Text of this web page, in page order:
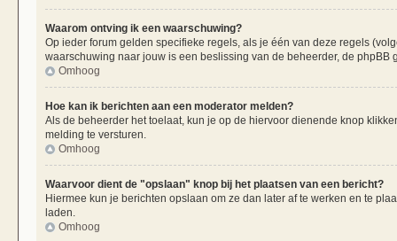
Waarom ontving ik een waarschuwing?
Op ieder forum gelden specifieke regels, als je één van deze regels
waarschuwing naar jouw is een beslissing van de beheerder, de phpBB
Omhoog
Hoe kan ik berichten aan een moderator melden?
Als de beheerder het toelaat, kun je op de hiervoor dienende knop
melding te versturen.
Omhoog
Waarvoor dient de "opslaan" knop bij het plaatsen van een bericht?
Hiermee kun je berichten opslaan om ze dan later af te werken en te
laden.
Omhoog